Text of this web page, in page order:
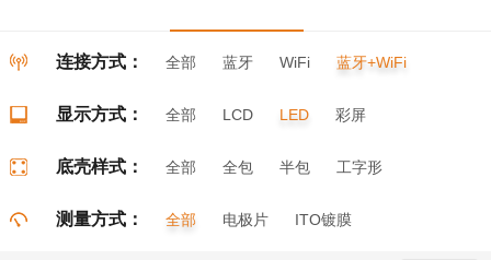
连接方式： 全部 蓝牙 WiFi 蓝牙+WiFi
显示方式： 全部 LCD LED 彩屏
底壳样式： 全部 全包 半包
工字形
测量方式： 全部 电极片 ITO镀膜